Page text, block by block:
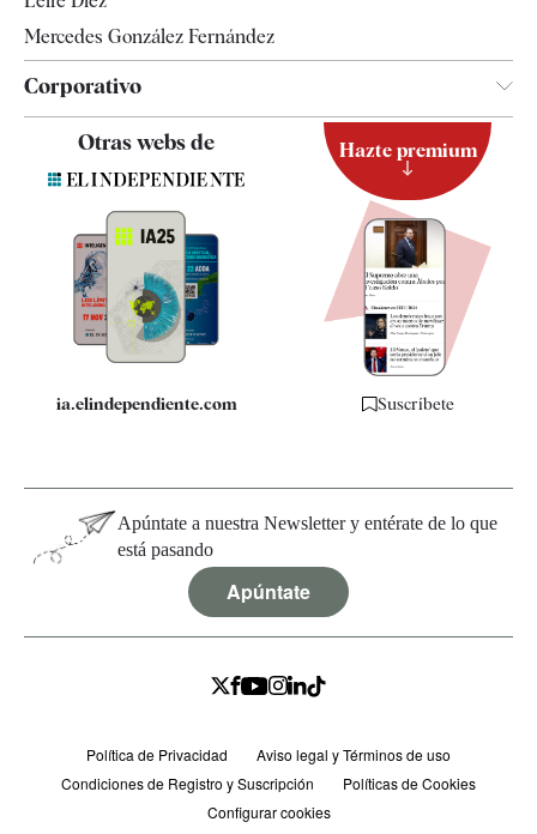
Mercedes González Fernández
Corporativo
Contacto
Quiénes somos
Especificaciones
Otras webs de
ia.elindependiente.com
Hazte premium
Suscríbete
Apúntate a nuestra Newsletter y entérate de lo que
está pasando
Apúntate
Política de Privacidad
Aviso legal y Términos de uso
Condiciones de Registro y Suscripción
Políticas de Cookies
Configurar cookies